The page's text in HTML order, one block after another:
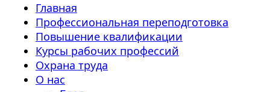
Главная
Профессиональная переподготовка
Повышение квалификации
Курсы рабочих профессий
Охрана труда
О нас